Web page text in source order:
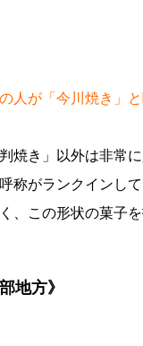
人が「今川焼き」
焼き」以外は非常
称がランクインし
、この形状の菓子
地方》